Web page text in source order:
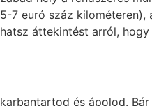
euró száz
áttekintést arról,
és ápolod.